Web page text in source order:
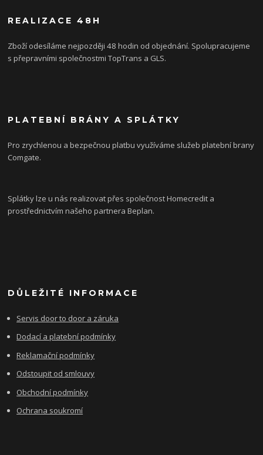
REALIZACE 48H
Zboží odesíláme nejpozději 48 hodin od objednání. Spolupracujeme
s přepravními společnostmi TopTrans a GLS.
PLATEBNÍ BRÁNY A SPLÁTKY
Pro zrychlenou a bezpečnou platbu využíváme služeb platební brany
Comgate.
Splátky lze u nás realizovat přes společnost Homecredit a
prostřednictvím našeho partnera Beplan.
DŮLEŽITÉ INFORMACE
Servis door to door a záruka
Dodací a platební podmínky
Reklamační podmínky
Odstoupit od smlouvy
Obchodní podmínky
Ochrana soukromí